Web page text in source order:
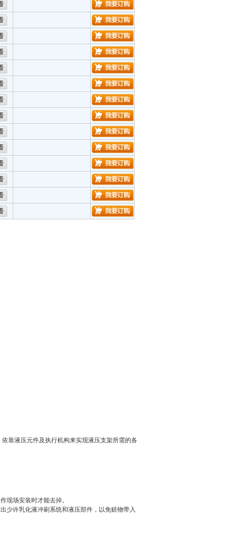
靠液压元件及执行机构来实现液压支架所需的各
现场安装时才能去掉。
少许乳化液冲刷系统和液压部件，以免赃物带入